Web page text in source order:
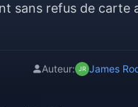
sans refus de carte
Auteur: James